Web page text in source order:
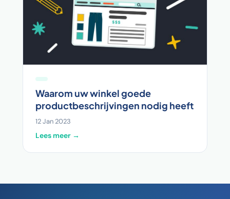
Waarom uw winkel goede
productbeschrijvingen nodig heeft
12 Jan 2023
Lees meer →